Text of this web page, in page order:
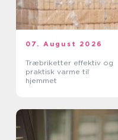
07. August 2026
Træbriketter effektiv og
praktisk varme til
hjemmet